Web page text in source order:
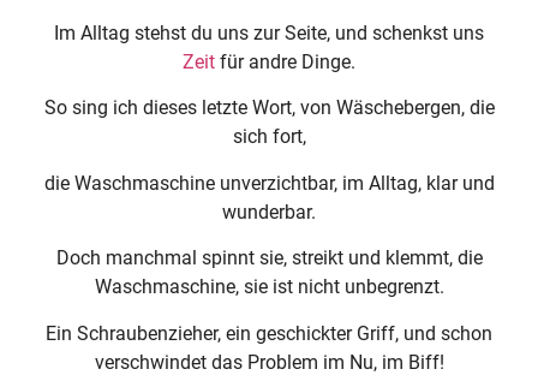
Im Alltag stehst du uns zur Seite, und schenkst uns
Zeit für andre Dinge.
So sing ich dieses letzte Wort, von Wäschebergen, die
sich fort,
die Waschmaschine unverzichtbar, im Alltag, klar und
wunderbar.
Doch manchmal spinnt sie, streikt und klemmt, die
Waschmaschine, sie ist nicht unbegrenzt.
Ein Schraubenzieher, ein geschickter Griff, und schon
verschwindet das Problem im Nu, im Biff!